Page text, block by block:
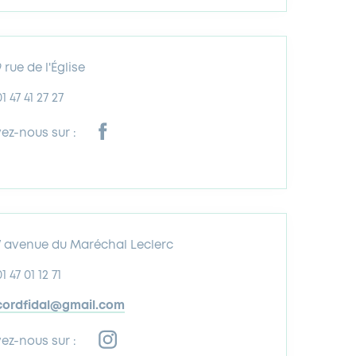
rue de l'Église
47 41 27 27
nous sur :
avenue du Maréchal Leclerc
47 01 12 71
nous sur :